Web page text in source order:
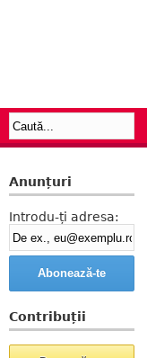
Anunțuri
Introdu-ți adresa:
Contribuții